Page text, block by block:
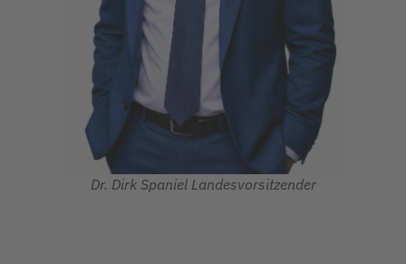
Dr. Dirk Spaniel Landesvorsitzender